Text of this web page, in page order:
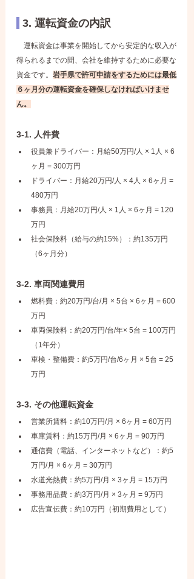
3. 運転資金の内訳
運転資金は事業を開始してから安定的な収入が
得られるまでの間、会社を維持するために必要な
資金です。 岩手県で許可申請をするためには最低
６ヶ月分の運転資金を確保しなければいけませ
ん。
3-1. 人件費
役員兼ドライバー：月給50万円/人 × 1人 × 6
ヶ月 = 300万円
ドライバー：月給20万円/人 × 4人 × 6ヶ月 =
480万円
事務員：月給20万円/人 × 1人 × 6ヶ月 = 120
万円
社会保険料（給与の約15%）：約135万円
（6ヶ月分）
3-2. 車両関連費用
燃料費：約20万円/台/月 × 5台 × 6ヶ月 = 600
万円
車両保険料：約20万円/台/年× 5台 = 100万円
（1年分）
車検・整備費：約5万円/台/6ヶ月 × 5台 = 25
万円
3-3. その他運転資金
営業所賃料：約10万円/月 × 6ヶ月 = 60万円
車庫賃料：約15万円/月 × 6ヶ月 = 90万円
通信費（電話、インターネットなど）：約5
万円/月 × 6ヶ月 = 30万円
水道光熱費：約5万円/月 × 3ヶ月 = 15万円
事務用品費：約3万円/月 × 3ヶ月 = 9万円
広告宣伝費：約10万円（初期費用として）